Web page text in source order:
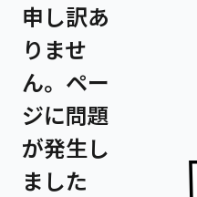
申し訳あ
りませ
ん。ペー
ジに問題
が発生し
ました